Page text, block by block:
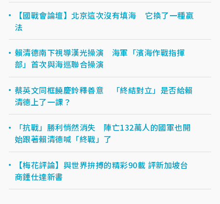
【國戰會論壇】北京這次沒有填海 它換了一種贏
法
賴清德南下視導漢光操演 海軍「濱海作戰指揮
部」首次與海巡聯合操演
蔡英文同框饒慶鈴釋善意 「終結對立」是否給賴
清德上了一課？
「抗戰」勝利悄然消失 陣亡132萬人的國軍也開
始跟著賴清德喊「終戰」了
【梅花評論】與世界拚搏的精彩90載 評新加坡台
商鍾仕達新書